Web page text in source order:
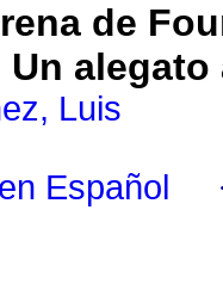
de
Luis
Español